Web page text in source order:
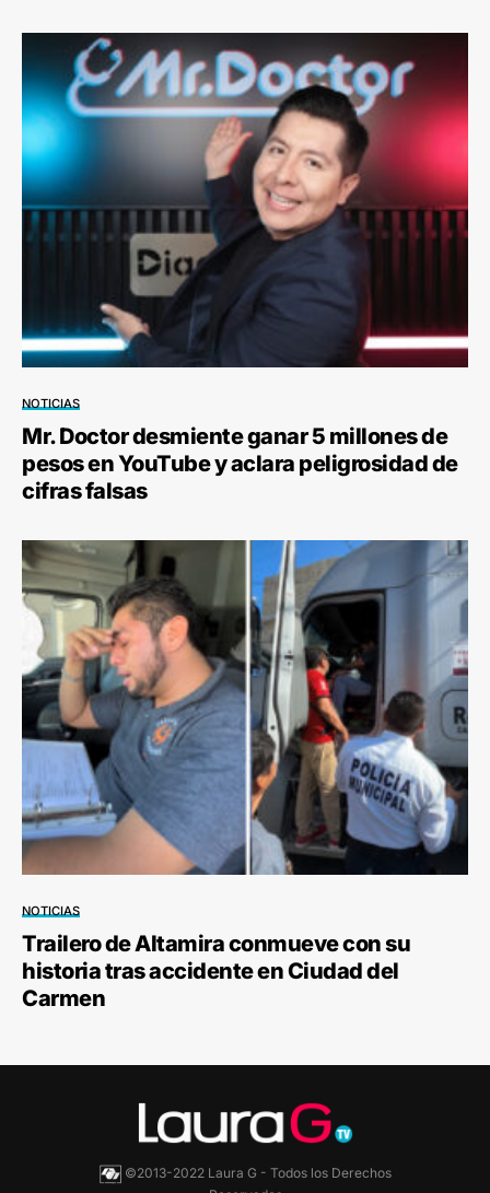
NOTICIAS
Mr. Doctor desmiente ganar 5 millones de
pesos en YouTube y aclara peligrosidad de
cifras falsas
NOTICIAS
Trailero de Altamira conmueve con su
historia tras accidente en Ciudad del
Carmen
©2013-2022 Laura G - Todos los Derechos